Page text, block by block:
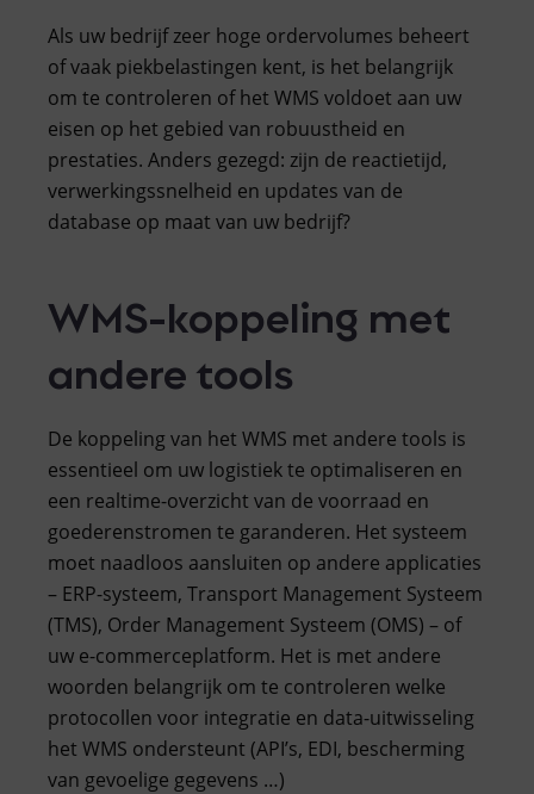
Als uw bedrijf zeer hoge ordervolumes beheert
of vaak piekbelastingen kent, is het belangrijk
om te controleren of het WMS voldoet aan uw
eisen op het gebied van robuustheid en
prestaties. Anders gezegd: zijn de reactietijd,
verwerkingssnelheid en updates van de
database op maat van uw bedrijf?
WMS-koppeling met
andere tools
De koppeling van het WMS met andere tools is
essentieel om uw logistiek te optimaliseren en
een realtime-overzicht van de voorraad en
goederenstromen te garanderen. Het systeem
moet naadloos aansluiten op andere applicaties
– ERP-systeem, Transport Management Systeem
(TMS), Order Management Systeem (OMS) – of
uw e-commerceplatform. Het is met andere
woorden belangrijk om te controleren welke
protocollen voor integratie en data-uitwisseling
het WMS ondersteunt (API’s, EDI, bescherming
van gevoelige gegevens …)